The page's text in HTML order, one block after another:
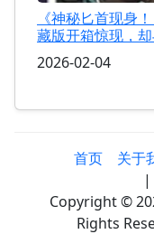
《神秘匕首现身
藏版开箱惊现，
2026-02-04
首页 关于
|
Copyright ©
Rights